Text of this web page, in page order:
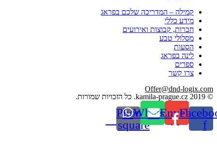
קמילה – המדריכה שלכם בפראג
מידע כללי
חברות, קבוצות ואירועים
מסלולי טבע
הסעות
לינה בפראג
ספרים
צרו קשר
Offer@dnd-logix.com
© 2019 kamila-prague.cz. כל הזכויות שמורות.
f
Envelope
Whatsapp
Phone-
square